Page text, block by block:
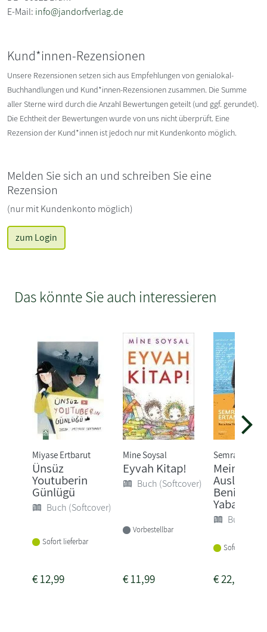
E-Mail: info@jandorfverlag.de
Kund*innen-Rezensionen
Unsere Rezensionen setzen sich aus Empfehlungen von genialokal-
Buchhandlungen und Kund*innen-Rezensionen zusammen. Die Summe
aller Sterne wird durch die Anzahl Bewertungen geteilt (und ggf. gerundet).
Die Echtheit der Bewertungen wurde von uns nicht überprüft. Eine
Rezension der Kund*innen ist jedoch nur mit Kundenkonto möglich.
Melden Sie sich an und schreiben Sie eine
Rezension
(nur mit Kundenkonto möglich)
zum Login
Das könnte Sie auch interessieren
Miyase Ertbarut
Ünsüz
Youtuberin
Günlügü
Buch (Softcover)
Sofort lieferbar
€12,99
Mine Soysal
Eyvah Kitap!
Buch (Softcover)
Vorbestellbar
€11,99
Semra Ertan
Mein
Ausländer
Benim
Yabanci
Buch
Sofort
€22,00